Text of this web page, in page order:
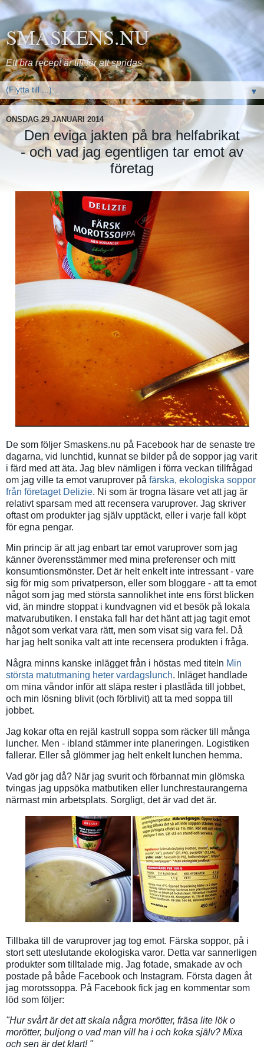
SMASKENS.NU
Ett bra recept är till för att spridas
▼
ONSDAG 29 JANUARI 2014
Den eviga jakten på bra helfabrikat
- och vad jag egentligen tar emot av
företag
De som följer Smaskens.nu på Facebook har de senaste tre
dagarna, vid lunchtid, kunnat se bilder på de soppor jag varit
i färd med att äta. Jag blev nämligen i förra veckan tillfrågad
om jag ville ta emot varuprover på färska, ekologiska soppor
från företaget Delizie. Ni som är trogna läsare vet att jag är
relativt sparsam med att recensera varuprover. Jag skriver
oftast om produkter jag själv upptäckt, eller i varje fall köpt
för egna pengar.
Min princip är att jag enbart tar emot varuprover som jag
känner överensstämmer med mina preferenser och mitt
konsumtionsmönster. Det är helt enkelt inte intressant - vare
sig för mig som privatperson, eller som bloggare - att ta emot
något som jag med största sannolikhet inte ens först blicken
vid, än mindre stoppat i kundvagnen vid et besök på lokala
matvarubutiken. I enstaka fall har det hänt att jag tagit emot
något som verkat vara rätt, men som visat sig vara fel. Då
har jag helt sonika valt att inte recensera produkten i fråga.
Några minns kanske inlägget från i höstas med titeln Min
största matutmaning heter vardagslunch. Inläget handlade
om mina våndor inför att släpa rester i plastlåda till jobbet,
och min lösning blivit (och förblivit) att ta med soppa till
jobbet.
Jag kokar ofta en rejäl kastrull soppa som räcker till många
luncher. Men - ibland stämmer inte planeringen. Logistiken
fallerar. Eller så glömmer jag helt enkelt lunchen hemma.
Vad gör jag då? När jag svurit och förbannat min glömska
tvingas jag uppsöka matbutiken eller lunchrestaurangerna
närmast min arbetsplats. Sorgligt, det är vad det är.
Tillbaka till de varuprover jag tog emot. Färska soppor, på i
stort sett uteslutande ekologiska varor. Detta var sannerligen
produkter som tilltalade mig. Jag fotade, smakade av och
postade på både Facebook och Instagram. Första dagen åt
jag morotssoppa. På Facebook fick jag en kommentar som
löd som följer:
"Hur svårt är det att skala några morötter, fräsa lite lök o
morötter, buljong o vad man vill ha i och koka själv? Mixa
och sen är det klart! "